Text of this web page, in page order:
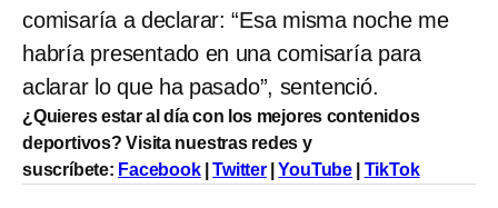
comisaría a declarar: “Esa misma noche me
habría presentado en una comisaría para
aclarar lo que ha pasado”, sentenció.
¿Quieres estar al día con los mejores contenidos
deportivos? Visita nuestras redes y
suscríbete: Facebook|Twitter|YouTube TikTok